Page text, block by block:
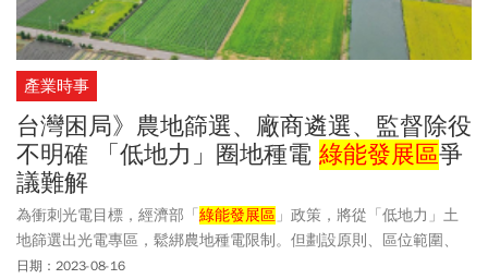
產業時事
台灣困局》農地篩選、廠商遴選、監督除役
不明確 「低地力」圈地種電 綠能發展區爭
議難解
為衝刺光電目標，經濟部「 綠能發展區 」政策，將從「低地力」土
地篩選出光電專區，鬆綁農地種電限制。但劃設原則、區位範圍、
參與機制仍不明，就準備倉促上路，引發國內超過八十位學者連署
日期：2023-08-16